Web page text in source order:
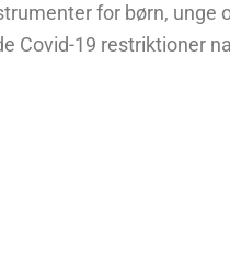
for børn, unge
Covid-19 restriktioner